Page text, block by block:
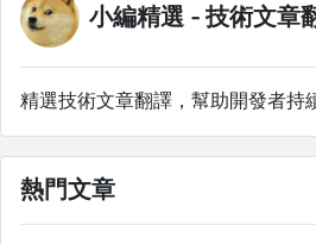
小編精選 - 技術文章
精選技術文章翻譯，幫助開發者持
熱門文章